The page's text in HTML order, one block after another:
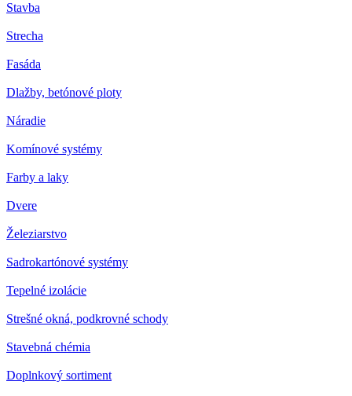
Stavba
Strecha
Fasáda
Dlažby, betónové ploty
Náradie
Komínové systémy
Farby a laky
Dvere
Železiarstvo
Sadrokartónové systémy
Tepelné izolácie
Strešné okná, podkrovné schody
Stavebná chémia
Doplnkový sortiment